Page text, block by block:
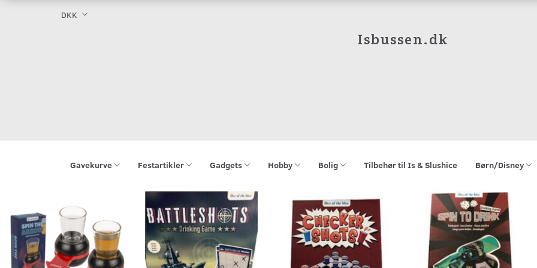
DKK
Isbussen.dk
Gavekurve Festartikler Gadgets Hobby Bolig Tilbehør til Is & Slushice Børn/Disney